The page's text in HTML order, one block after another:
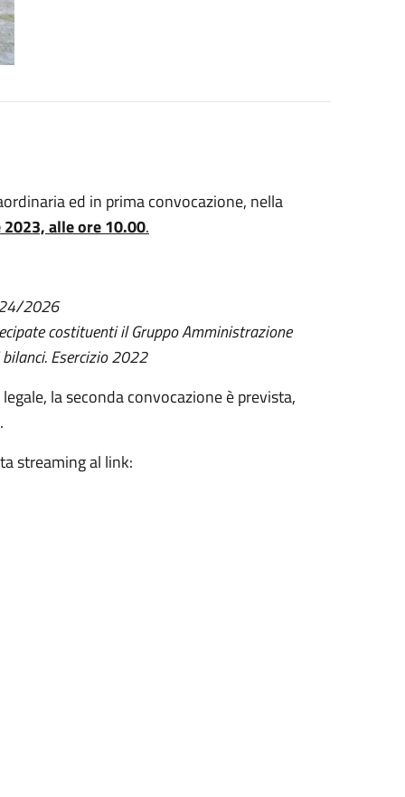
ed in prima convocazione, nella
alle ore 10.00.
2026
costituenti il Gruppo Amministrazione
Esercizio 2022
la seconda convocazione è prevista,
streaming al link: